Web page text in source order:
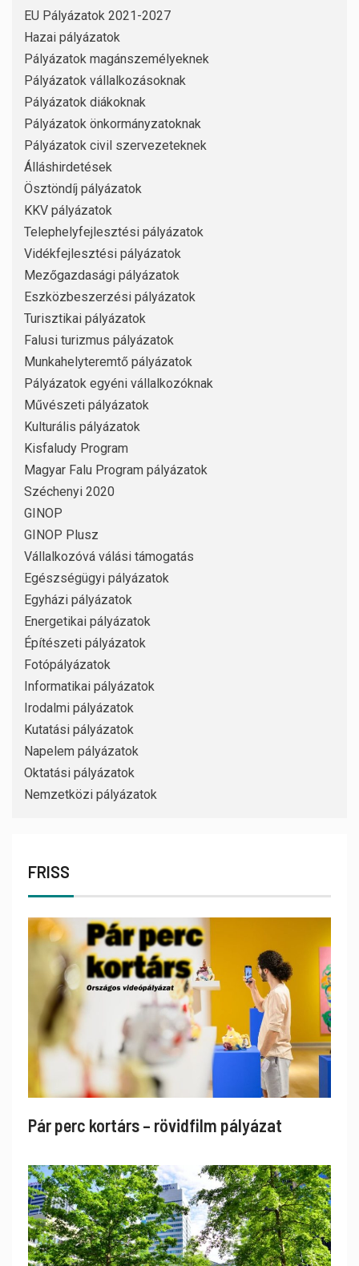
EU Pályázatok 2021-2027
Hazai pályázatok
Pályázatok magánszemélyeknek
Pályázatok vállalkozásoknak
Pályázatok diákoknak
Pályázatok önkormányzatoknak
Pályázatok civil szervezeteknek
Álláshirdetések
Ösztöndíj pályázatok
KKV pályázatok
Telephelyfejlesztési pályázatok
Vidékfejlesztési pályázatok
Mezőgazdasági pályázatok
Eszközbeszerzési pályázatok
Turisztikai pályázatok
Falusi turizmus pályázatok
Munkahelyteremtő pályázatok
Pályázatok egyéni vállalkozóknak
Művészeti pályázatok
Kulturális pályázatok
Kisfaludy Program
Magyar Falu Program pályázatok
Széchenyi 2020
GINOP
GINOP Plusz
Vállalkozóvá válási támogatás
Egészségügyi pályázatok
Egyházi pályázatok
Energetikai pályázatok
Építészeti pályázatok
Fotópályázatok
Informatikai pályázatok
Irodalmi pályázatok
Kutatási pályázatok
Napelem pályázatok
Oktatási pályázatok
Nemzetközi pályázatok
FRISS
Pár perc kortárs – rövidfilm pályázat